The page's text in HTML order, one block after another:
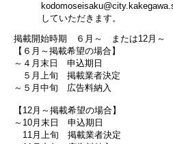
していただきます。
掲載開始時期 ６月～ または12月～
【６月～掲載希望の場合】
～４月末日 申込期日
５月上旬 掲載業者決定
～５月中旬 広告料納入
【12月～掲載希望の場合】
～10月末日 申込期日
11月上旬 掲載業者決定